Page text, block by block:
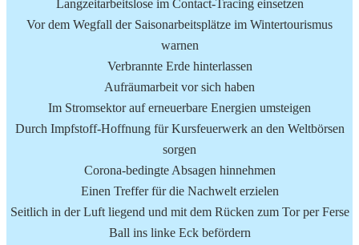
Langzeitarbeitslose im Contact-Tracing einsetzen
Vor dem Wegfall der Saisonarbeitsplätze im Wintertourismus
warnen
Verbrannte Erde hinterlassen
Aufräumarbeit vor sich haben
Im Stromsektor auf erneuerbare Energien umsteigen
Durch Impfstoff-Hoffnung für Kursfeuerwerk an den Weltbörsen
sorgen
Corona-bedingte Absagen hinnehmen
Einen Treffer für die Nachwelt erzielen
Seitlich in der Luft liegend und mit dem Rücken zum Tor per Ferse
Ball ins linke Eck befördern